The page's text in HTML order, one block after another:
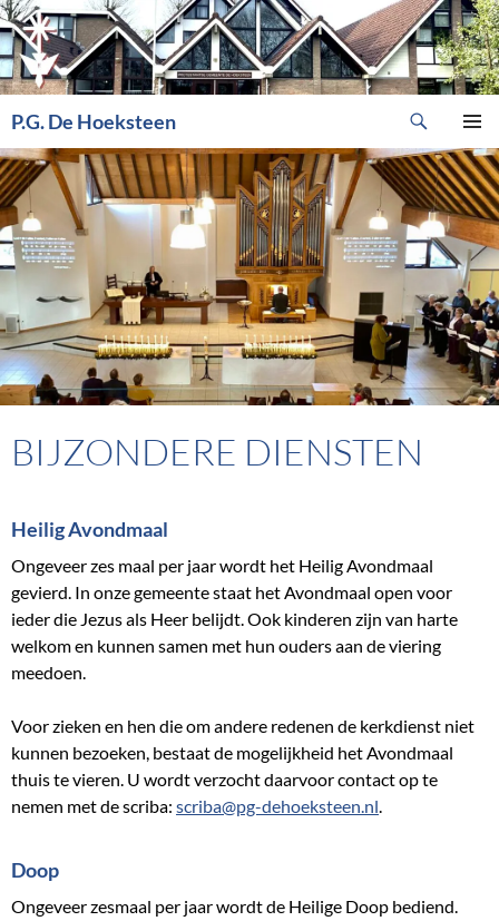
Ga
naar
de
inhoud
P.G. De Hoeksteen
MENU
BIJZONDERE DIENSTEN
Heilig Avondmaal
Ongeveer zes maal per jaar wordt het Heilig Avondmaal
gevierd. In onze gemeente staat het Avondmaal open voor
ieder die Jezus als Heer belijdt. Ook kinderen zijn van harte
welkom en kunnen samen met hun ouders aan de viering
meedoen.
Voor zieken en hen die om andere redenen de kerkdienst niet
kunnen bezoeken, bestaat de mogelijkheid het Avondmaal
thuis te vieren. U wordt verzocht daarvoor contact op te
nemen met de scriba: scriba@pg-dehoeksteen.nl.
Doop
Ongeveer zesmaal per jaar wordt de Heilige Doop bediend.